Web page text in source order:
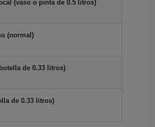
(vaso o pinta de 0.5 litros)
(normal)
de 0.33 litros)
de 0.33 litros)